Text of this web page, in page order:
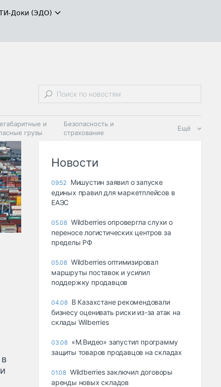
Доки (ЭДО)
и
грузы
Безопасность и
страхование
и
Ещё
Новости
09:52 Мишустин заявил о запуске
единых правил для маркетплейсов в
ЕАЭС
05.08 Wildberries опровергла слухи о
переносе логистических центров за
пределы РФ
05.08 Wildberries оптимизировал
маршруты поставок и усилил
поддержку продавцов
04.08 В Казахстане рекомендовали
бизнесу оценивать риски из-за атак на
склады Wilberries
03.08 «М.Видео» запустил программу
защиты товаров продавцов на складах
01.08 Wildberries заключил договоры
аренды новых складов